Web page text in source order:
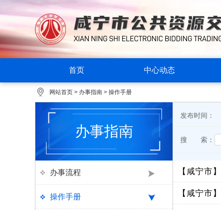
首页 中心动态
网站首页 > 办事指南 > 操作手册
办事指南
办事流程
操作手册
发布时间：
搜 索：
【咸宁市】
【咸宁市】